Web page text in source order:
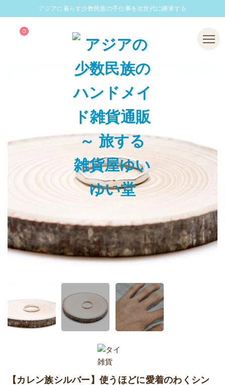
アジアに暮らす少数民族の手仕事を次世代に継承する
0 Menu
【カレン族シルバー】使うほどに愛着のわくシン